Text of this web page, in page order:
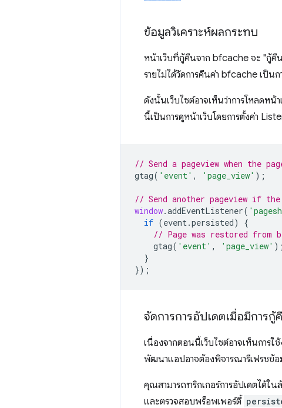
ข้อมูลวิเคราะห์ผลกระทบ
หน้าเว็บที่กู้คืนจาก bfcache จะ "กู้คื
รายไม่ได้วัดการคืนค่า bfcache เป็น
ดังนั้นเว็บไซต์อาจเห็นว่าการโหลดหน้
นี้เป็นการดูหน้าเว็บโดยการตั้งค่า
// Send a pageview when the
gtag( 'event' , 'page_view' );
// Send another pageview if
window.addEventListener(
if (event.persisted)
{
// Page was restored from
gtag( 'event' , 'page_view' );
}
});
จัดการการอัปเดตเมื่อมีการกู้
เนื่องจากตอนนี้เว็บไซต์อาจเห็นกา
พัฒนาแอปอาจต้องพิจารณารีเฟรชข้
คุณสามารถทริกเกอร์การอัปเดตได้ใ
และตรวจสอบพร็อพเพอร์ตี้